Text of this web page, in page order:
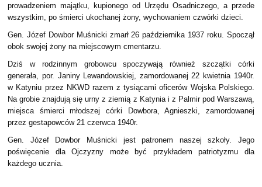
prowadzeniem majątku, kupionego od Urzędu Osadniczego, a przede
wszystkim, po śmierci ukochanej żony, wychowaniem czwórki dzieci.
Gen. Józef Dowbor Muśnicki zmarł 26 października 1937 roku. Spoczął
obok swojej żony na miejscowym cmentarzu.
Dziś w rodzinnym grobowcu spoczywają również szczątki córki
generała, por. Janiny Lewandowskiej, zamordowanej 22 kwietnia 1940r.
w Katyniu przez NKWD razem z tysiącami oficerów Wojska Polskiego.
Na grobie znajdują się urny z ziemią z Katynia i z Palmir pod Warszawą,
miejsca śmierci młodszej córki Dowbora, Agnieszki, zamordowanej
przez gestapowców 21 czerwca 1940r.
Gen. Józef Dowbor Muśnicki jest patronem naszej szkoły. Jego
poświęcenie dla Ojczyzny może być przykładem patriotyzmu dla
każdego ucznia.